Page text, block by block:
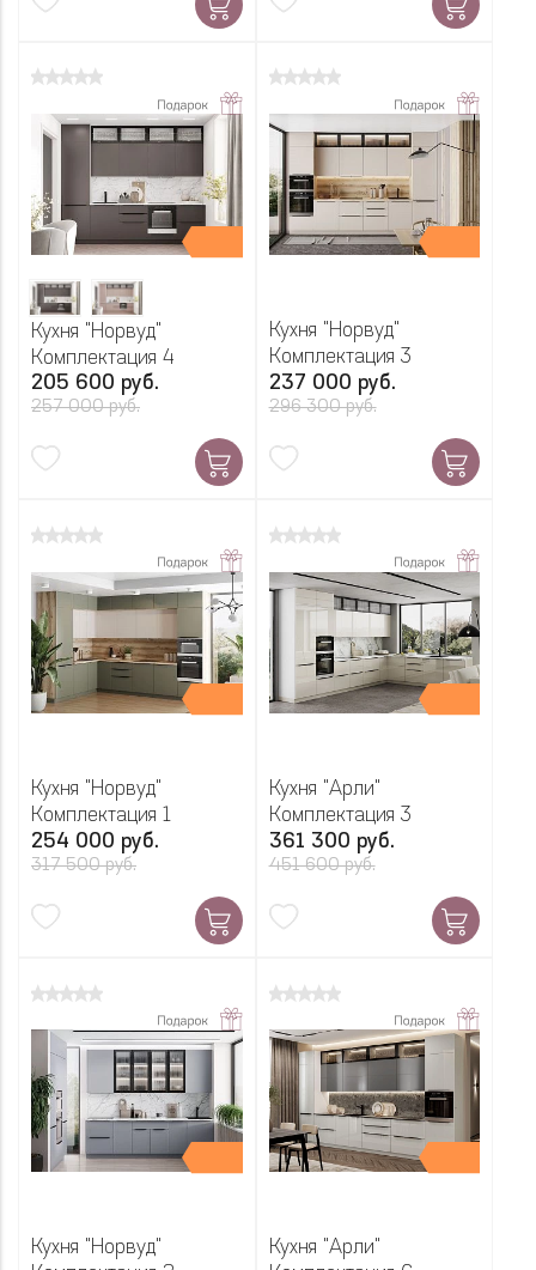
Кухня "Норвуд"
Комплектация 4
205 600 руб.
257 000 руб.
Кухня "Норвуд"
Комплектация 3
237 000 руб.
296 300 руб.
Кухня "Норвуд"
Комплектация 1
254 000 руб.
317 500 руб.
Кухня "Арли"
Комплектация 3
361 300 руб.
451 600 руб.
Кухня "Норвуд"
Кухня "Арли"